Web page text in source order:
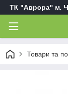
ТК "Аврора" м.
Товари та